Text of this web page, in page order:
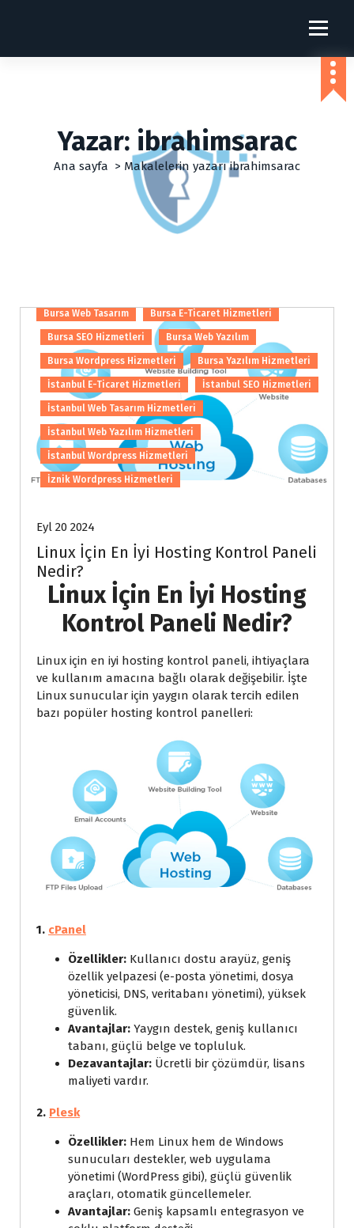
r
İbrahim Sarac Web Çözümleri
Yazar: ibrahimsarac
Ana sayfa > Makalelerin yazarı ibrahimsarac
Bursa Web Tasarım Bursa E-Ticaret Hizmetleri
Bursa SEO Hizmetleri Bursa Web Yazılım
Bursa Wordpress Hizmetleri Bursa Yazılım Hizmetleri
İstanbul E-Ticaret Hizmetleri İstanbul SEO Hizmetleri
İstanbul Web Tasarım Hizmetleri
İstanbul Web Yazılım Hizmetleri
İstanbul Wordpress Hizmetleri
İznik Wordpress Hizmetleri
Eyl 20 2024
Linux İçin En İyi Hosting Kontrol Paneli
Nedir?
Linux İçin En İyi Hosting
Kontrol Paneli Nedir?
Linux için en iyi hosting kontrol paneli, ihtiyaçlara
ve kullanım amacına bağlı olarak değişebilir. İşte
Linux sunucular için yaygın olarak tercih edilen
bazı popüler hosting kontrol panelleri:
1. cPanel
Özellikler: Kullanıcı dostu arayüz, geniş
özellik yelpazesi (e-posta yönetimi, dosya
yöneticisi, DNS, veritabanı yönetimi), yüksek
güvenlik.
Avantajlar: Yaygın destek, geniş kullanıcı
tabanı, güçlü belge ve topluluk.
Dezavantajlar: Ücretli bir çözümdür, lisans
maliyeti vardır.
2. Plesk
Özellikler: Hem Linux hem de Windows
sunucuları destekler, web uygulama
yönetimi (WordPress gibi), güçlü güvenlik
araçları, otomatik güncellemeler.
Avantajlar: Geniş kapsamlı entegrasyon ve